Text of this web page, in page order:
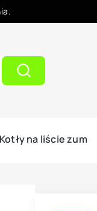
Szukaj
Kotły na liście zum